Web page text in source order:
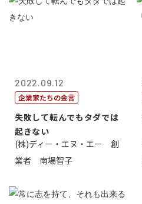
2022.09.12
企業家たちの金言
失敗して転んでもタダでは
起きない
(株)ディー・エヌ・エー 創
業者 南場智子